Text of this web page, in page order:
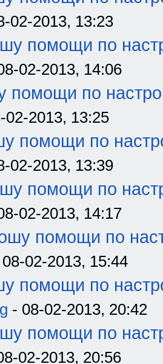
02-2013, 13:23
помощи по
02-2013, 14:06
помощи по
02-2013, 13:25
помощи по
02-2013, 13:39
помощи по
02-2013, 14:17
помощи по
02-2013, 15:44
помощи по
- 08-02-2013, 20:42
помощи по
02-2013, 20:56